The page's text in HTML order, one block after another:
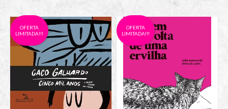
OFERTA
LIMITADA!!!
OFERTA
LIMITADA!!!